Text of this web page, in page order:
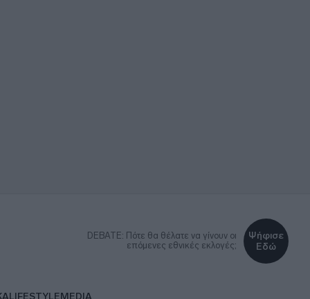
DEBATE: Πότε θα θέλατε να γίνουν οι
επόμενες εθνικές εκλογές;
Ψήφισε
Εδώ
LIFESTYLEMEDIA